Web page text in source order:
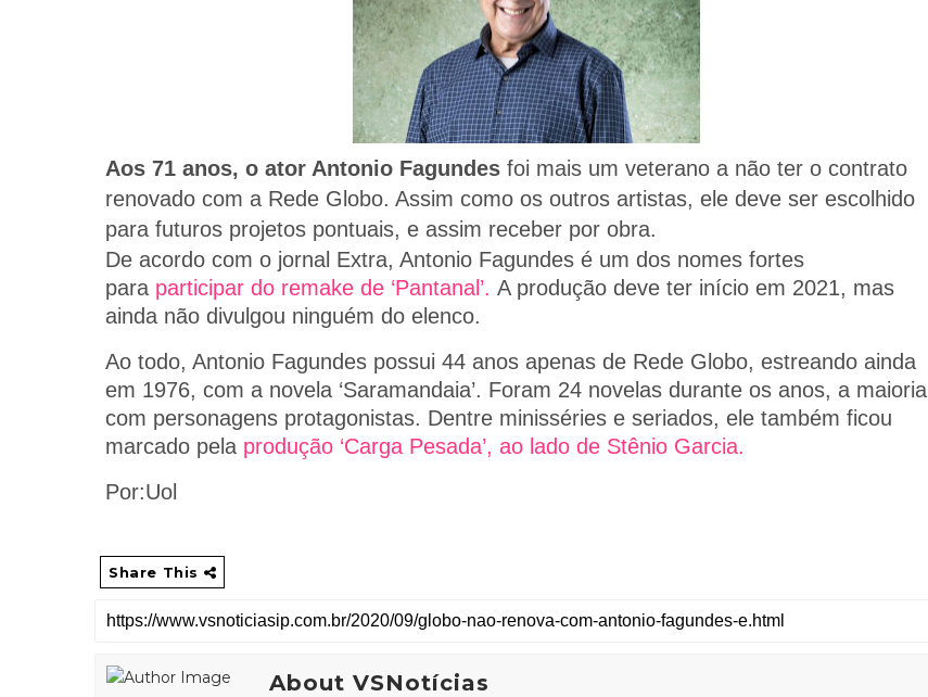
Aos 71 anos, o ator Antonio Fagundes foi mais um veterano a não ter o contrato
renovado com a Rede Globo. Assim como os outros artistas, ele deve ser escolhido
para futuros projetos pontuais, e assim receber por obra.
De acordo com o jornal Extra, Antonio Fagundes é um dos nomes fortes
para participar do remake de ‘Pantanal’. A produção deve ter início em 2021, mas
ainda não divulgou ninguém do elenco.
Ao todo, Antonio Fagundes possui 44 anos apenas de Rede Globo, estreando ainda
em 1976, com a novela ‘Saramandaia’. Foram 24 novelas durante os anos, a maioria
com personagens protagonistas. Dentre minisséries e seriados, ele também ficou
marcado pela produção ‘Carga Pesada’, ao lado de Stênio Garcia.
Por:Uol
Share This
About VSNotícias